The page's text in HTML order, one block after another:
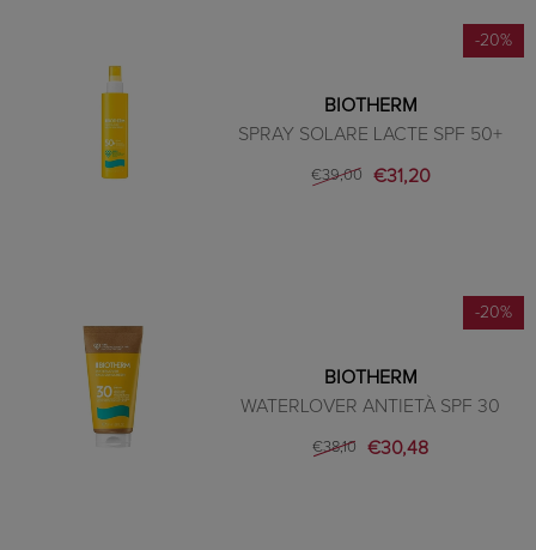
-20%
BIOTHERM
SPRAY SOLARE LACTE SPF 50+
€39,00 €31,20
-20%
BIOTHERM
WATERLOVER ANTIETÀ SPF 30
€38,10 €30,48